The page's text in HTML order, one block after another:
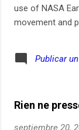
use of NASA
movement and
Publicar
Rien ne
septiembre 20,